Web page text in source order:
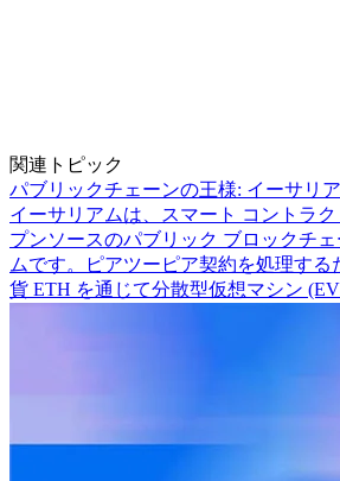
関連トピック
パブリックチェーンの王様: イーサリ
イーサリアムは、スマート コントラ
プンソースのパブリック ブロックチ
ムです。ピアツーピア契約を処理する
貨 ETH を通じて分散型仮想マシン